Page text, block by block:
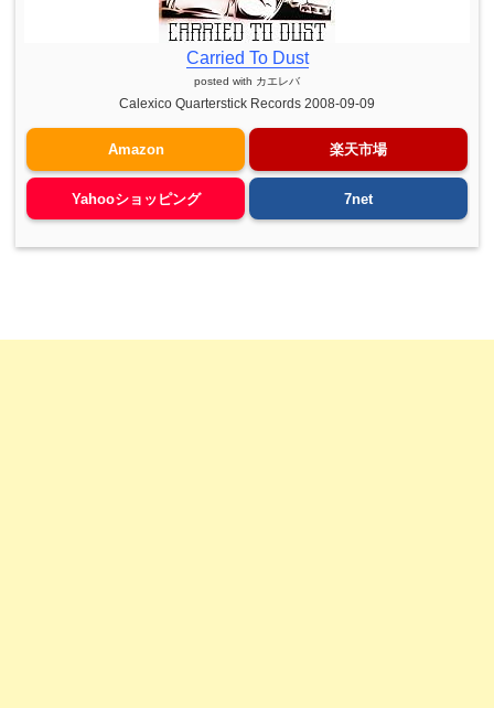
Carried To Dust
posted with カエレバ
Calexico Quarterstick Records 2008-09-09
Amazon 楽天市場
Yahooショッピング 7net